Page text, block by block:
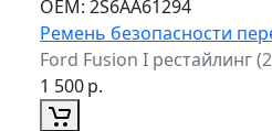
ОЕМ: 2S6AA61294
Ремень безопасности
Ford Fusion I рестайлинг
1 500р.